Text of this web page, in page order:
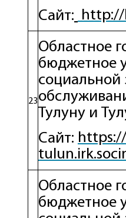
Сайт: http://
23
Областное
бюджетное
социальной
Тулуну и
Сайт:
Областное
бюджетное